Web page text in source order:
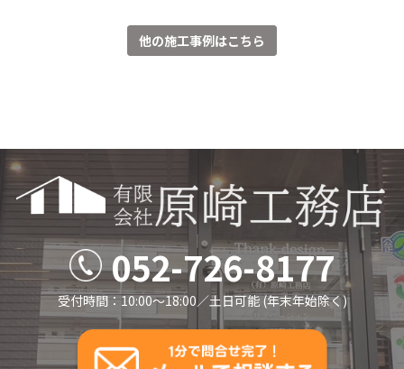
他の施工事例はこちら
052-726-8177
受付時間：10:00～18:00／⼟⽇可能 (年末年始除く)